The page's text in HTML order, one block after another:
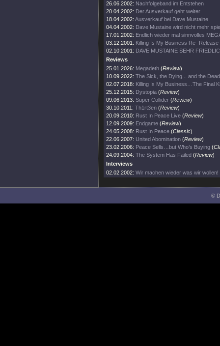
26.06.2002: Nachfolgeband im Entstehen
20.04.2002: Der Ausverkauf geht weiter
18.04.2002: Ausverkauf bei Dave Mustaine
04.04.2002: Dave Mustaine wird nicht mehr
17.01.2002: Endlich wieder mal sinnvolles
03.12.2001: Killing Is My Business Re- Release
02.10.2001: DAVE MUSTAINE SEHR
Reviews
25.01.2026: Megadeth (Review)
10.09.2022: The Sick, the Dying... and the
02.07.2018: Killing Is My Business…The Final
25.12.2015: Dystopia (Review)
09.06.2013: Super Collider (Review)
30.10.2011: Th1rt3en (Review)
20.09.2010: Rust In Peace Live (Review)
12.09.2009: Endgame (Review)
24.05.2008: Rust In Peace (Classic)
22.06.2007: United Abomination (Review)
23.02.2006: Peace Sells…but Who’s Buying (
24.09.2004: The System Has Failed (Review)
Interviews
02.02.2002: Wir machen wieder was wir wollen!
©